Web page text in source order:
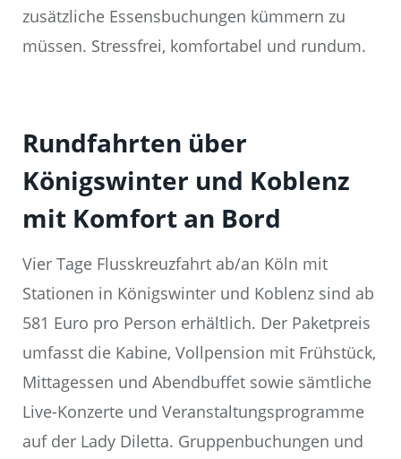
zusätzliche Essensbuchungen kümmern zu
müssen. Stressfrei, komfortabel und rundum.
Rundfahrten über
Königswinter und Koblenz
mit Komfort an Bord
Vier Tage Flusskreuzfahrt ab/an Köln mit
Stationen in Königswinter und Koblenz sind ab
581 Euro pro Person erhältlich. Der Paketpreis
umfasst die Kabine, Vollpension mit Frühstück,
Mittagessen und Abendbuffet sowie sämtliche
Live-Konzerte und Veranstaltungsprogramme
auf der Lady Diletta. Gruppenbuchungen und